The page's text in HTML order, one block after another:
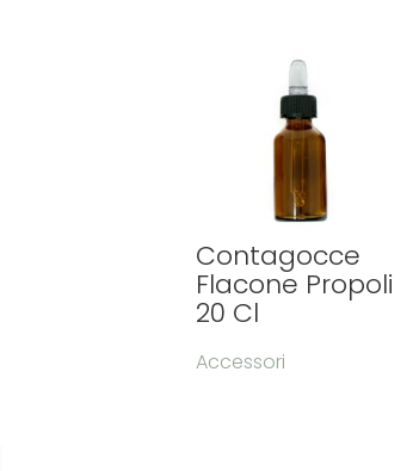
Contagocce
Flacone Propoli
20 Cl
Accessori